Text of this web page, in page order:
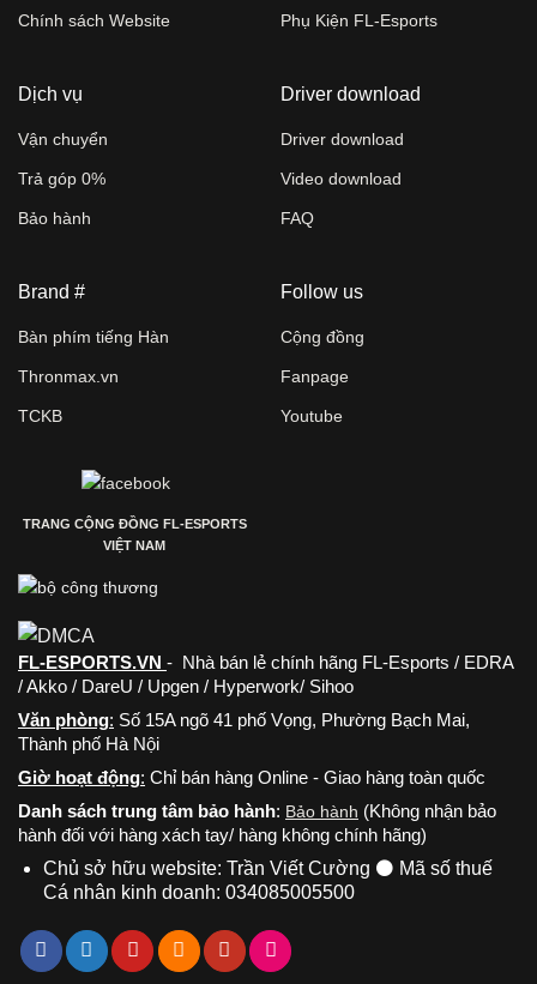
Chính sách Website Phụ Kiện FL-Esports
Dịch vụ
Vận chuyển
Trả góp 0%
Bảo hành
Driver download
Driver download
Video download
FAQ
Brand #
Bàn phím tiếng Hàn
Thronmax.vn
TCKB
Follow us
Cộng đồng
Fanpage
Youtube
TRANG CỘNG ĐỒNG FL-ESPORTS
VIỆT NAM
FL-ESPORTS.VN - Nhà bán lẻ chính hãng FL-Esports / EDRA
/ Akko / DareU / Upgen / Hyperwork/ Sihoo
Văn phòng: Số 15A ngõ 41 phố Vọng, Phường Bạch Mai,
Thành phố Hà Nội
Giờ hoạt động: Chỉ bán hàng Online - Giao hàng toàn quốc
Danh sách trung tâm bảo hành: Bảo hành (Không nhận bảo
hành đối với hàng xách tay/ hàng không chính hãng)
Chủ sở hữu website: Trần Viết Cường ⚫ Mã số thuế
Cá nhân kinh doanh: 034085005500